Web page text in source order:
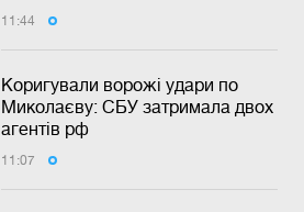
11:44
Коригували ворожі удари по
Миколаєву: СБУ затримала двох
агентів рф
11:07